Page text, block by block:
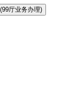
厅业务办理)